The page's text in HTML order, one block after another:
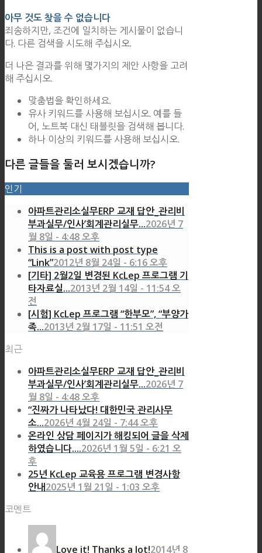
아무 것도 찾을 수 없습니다
죄송하지만, 조건에 일치하는 게시물이 없습니
다. 다른 검색을 시도해 주십시오.
더 나은 결과를 위해 몇가지의 제안 사항을 고려
해 주십시오.
맞춤법을 확인하세요.
유사 키워드를 사용해 보십시오. 예를 들
어, 노트북 대신 태블릿을 검색해 봅니다.
하나 이상의 키워드를 사용해 보십시오.
다른 글들을 둘러 보시겠습니까?
인기
아파트관리소실무ERP 교재 답안_관리비
부과실무/인사’회계관리실무...2026년 7
월 8일 - 4:48 오후
This is a post with post type
“Link”2012년 8월 24일 - 6:16 오후
[기타] 2월2일 변경된 KcLep 프로그램 기
타자료실...2013년 2월 14일 - 11:54 오
전
[시험] KcLep 프로그램 “한부모”, “부양가
족...2013년 2월 17일 - 11:51 오전
최근
아파트관리소실무ERP 교재 답안_관리비
부과실무/인사’회계관리실무...2026년 7
월 8일 - 4:48 오후
“진짜가 나타났다! 대한민국 관리사무
소...2026년 4월 24일 - 7:44 오후
온라인 상담 페이지가 해킹되어 글을 삭제
하였습니다....2026년 1월 5일 - 6:21 오
후
25년 KcLep 교육용 프로그램 변경사항
안내2025년 1월 21일 - 1:03 오후
코멘트
Love it! Thanks a lot!2014년 8